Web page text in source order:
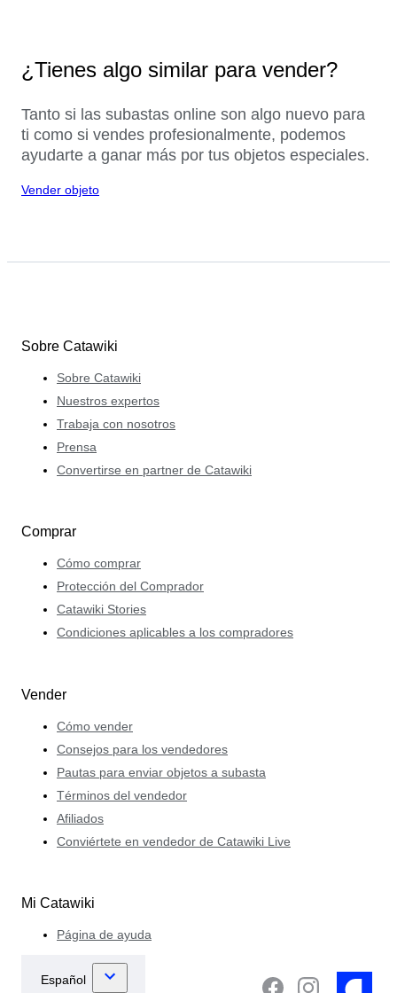
¿Tienes algo similar para vender?
Tanto si las subastas online son algo nuevo para
ti como si vendes profesionalmente, podemos
ayudarte a ganar más por tus objetos especiales.
Vender objeto
Sobre Catawiki
Sobre Catawiki
Nuestros expertos
Trabaja con nosotros
Prensa
Convertirse en partner de Catawiki
Comprar
Cómo comprar
Protección del Comprador
Catawiki Stories
Condiciones aplicables a los compradores
Vender
Cómo vender
Consejos para los vendedores
Pautas para enviar objetos a subasta
Términos del vendedor
Afiliados
Conviértete en vendedor de Catawiki Live
Mi Catawiki
Página de ayuda